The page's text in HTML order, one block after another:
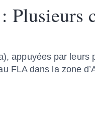
appuyées par
FLA dans la zone